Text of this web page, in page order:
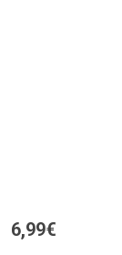
6,99€